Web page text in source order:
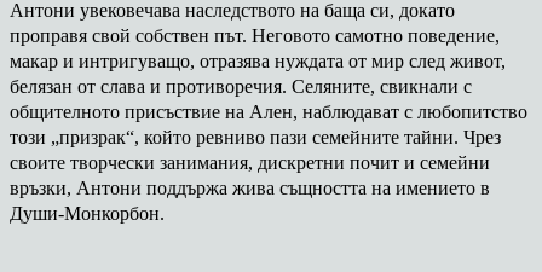
Антони увековечава наследството на баща си, докато
проправя свой собствен път. Неговото самотно поведение,
макар и интригуващо, отразява нуждата от мир след живот,
белязан от слава и противоречия. Селяните, свикнали с
общителното присъствие на Ален, наблюдават с любопитство
този „призрак“, който ревниво пази семейните тайни. Чрез
своите творчески занимания, дискретни почит и семейни
връзки, Антони поддържа жива същността на имението в
Души-Монкорбон.